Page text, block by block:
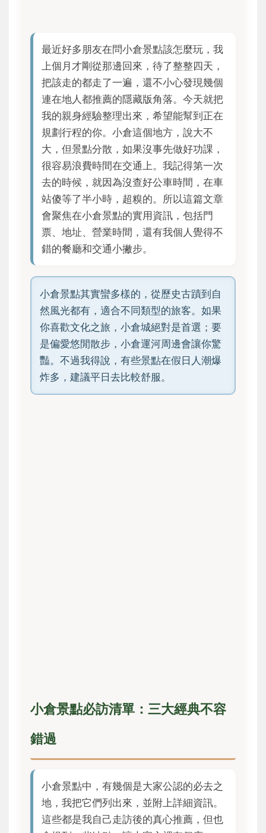
最近好多朋友在問小倉景點該怎麼玩，我
上個月才剛從那邊回來，待了整整四天，
把該走的都走了一遍，還不小心發現幾個
連在地人都推薦的隱藏版角落。今天就把
我的親身經驗整理出來，希望能幫到正在
規劃行程的你。小倉這個地方，說大不
大，但景點分散，如果沒事先做好功課，
很容易浪費時間在交通上。我記得第一次
去的時候，就因為沒查好公車時間，在車
站傻等了半小時，超糗的。所以這篇文章
會聚焦在小倉景點的實用資訊，包括門
票、地址、營業時間，還有我個人覺得不
錯的餐廳和交通小撇步。
小倉景點其實蠻多樣的，從歷史古蹟到自
然風光都有，適合不同類型的旅客。如果
你喜歡文化之旅，小倉城絕對是首選；要
是偏愛悠閒散步，小倉運河周邊會讓你驚
豔。不過我得說，有些景點在假日人潮爆
炸多，建議平日去比較舒服。
小倉景點必訪清單：三大經典不容
錯過
小倉景點中，有幾個是大家公認的必去之
地，我把它們列出來，並附上詳細資訊。
這些都是我自己走訪後的真心推薦，但也